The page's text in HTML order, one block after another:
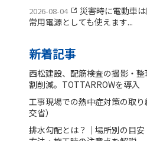
2026-08-04
災害時に電動車
常用電源としても使えます...
新着記事
西松建設、配筋検査の撮影・
割削減。TOTTARROWを導入
工事現場での熱中症対策の取
交省）
排水勾配とは？｜場所別の目